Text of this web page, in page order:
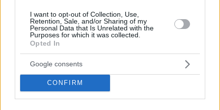
I want to opt-out of Collection, Use,
Retention, Sale, and/or Sharing of my
Personal Data that Is Unrelated with the
Purposes for which it was collected.
Opted In
Google consents
CONFIRM